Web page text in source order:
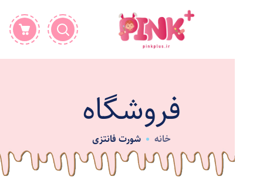
فروشگاه
خانه شورت فانتزی